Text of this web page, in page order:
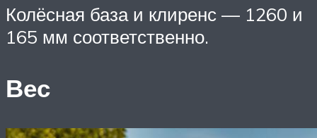
Колёсная база и клиренс — 1260 и
165 мм соответственно.
Вес